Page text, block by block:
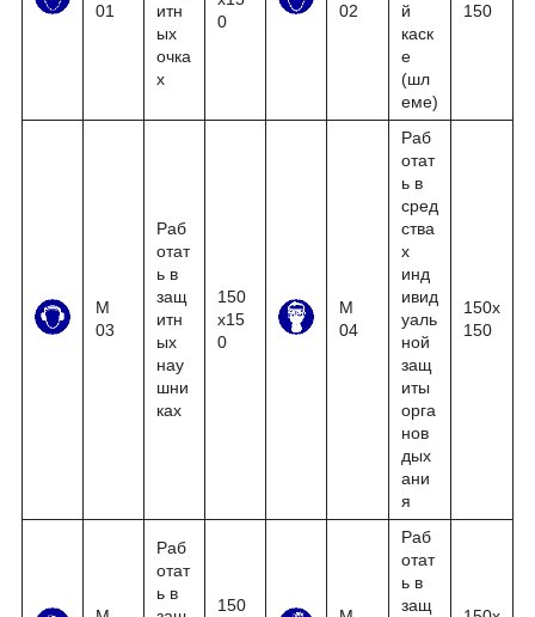
01
итн
ых
очка
х
0
02
й
каск
е
(шл
еме)
150
М
03
Раб
отат
ь в
защ
итн
ых
нау
шни
ках
150
x15
0
М
04
Раб
отат
ь в
сред
ства
х
инд
ивид
уаль
ной
защ
иты
орга
нов
дых
ани
я
150x
150
Раб
отат
ь в
150
Раб
отат
ь в
защ